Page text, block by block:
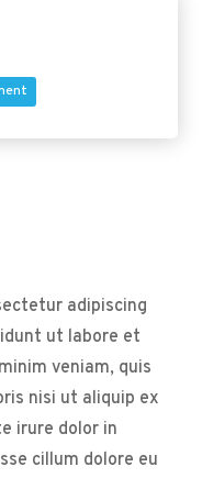
adipiscing
ut labore et
veniam, quis
nisi ut aliquip ex
irure dolor in
cillum dolore eu